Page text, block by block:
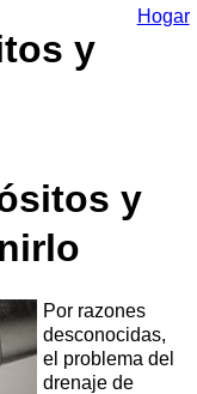
y
Hogar
y
Por razones
desconocidas,
el problema del
drenaje de